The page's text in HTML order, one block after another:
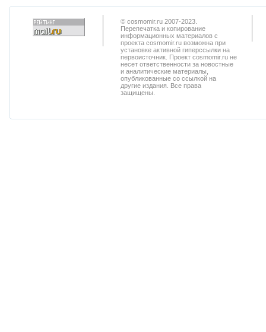
© cosmomir.ru 2007-2023.
Перепечатка и копирование
информационных материалов с
проекта cosmomir.ru возможна при
установке активной гиперссылки на
первоисточник. Проект cosmomir.ru не
несет ответственности за новостные
и аналитические материалы,
опубликованные со ссылкой на
другие издания. Все права
защищены.